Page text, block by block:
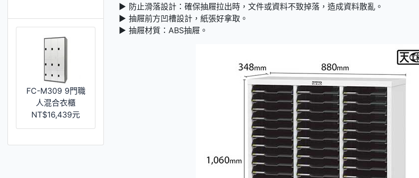
FC-M309 9門職
人混合衣櫃
NT$16,439元
► 防止滑落設計：確保抽屜拉出時，文件或資料不致掉落，造成資料散亂。
► 抽屜前方凹槽設計，紙張好拿取。
► 抽屜材質：ABS抽屜。